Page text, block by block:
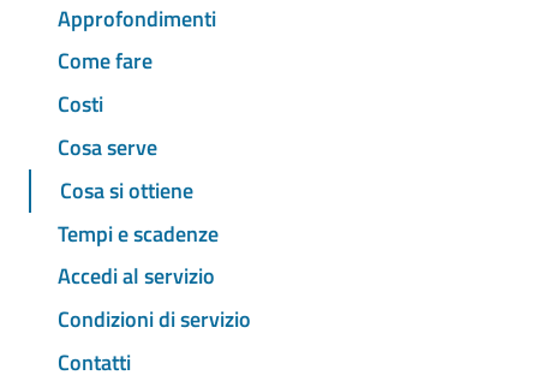
Approfondimenti
Come fare
Costi
Cosa serve
Cosa si ottiene
Tempi e scadenze
Accedi al servizio
Condizioni di servizio
Contatti